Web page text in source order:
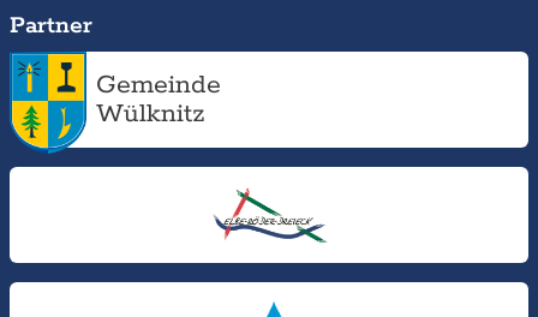
Partner
Gemeinde
Wülknitz